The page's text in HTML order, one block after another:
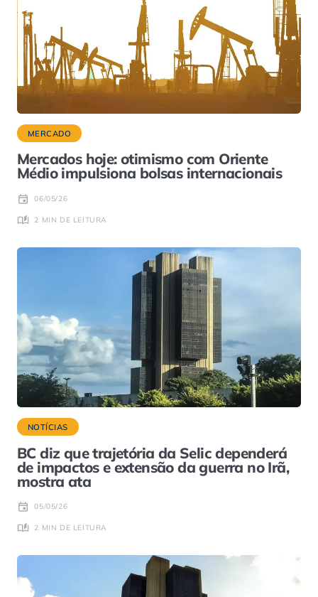
MERCADO
Mercados hoje: otimismo com Oriente
Médio impulsiona bolsas internacionais
06/05/26
2 MIN DE LEITURA
NOTÍCIAS
BC diz que trajetória da Selic dependerá
de impactos e extensão da guerra no Irã,
mostra ata
05/05/26
2 MIN DE LEITURA